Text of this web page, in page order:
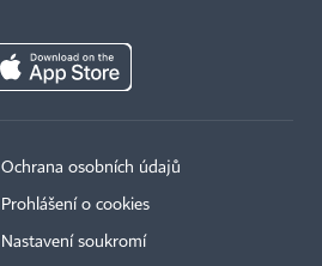
Ochrana osobních údajů
Prohlášení o cookies
Nastavení soukromí